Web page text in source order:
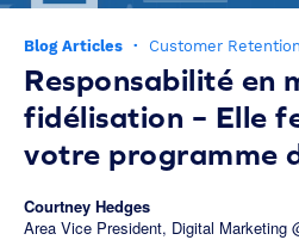
Blog Articles · Customer Retention
Responsabilité en
fidélisation – Elle
votre programme
Courtney Hedges
Area Vice President, Digital Marketing